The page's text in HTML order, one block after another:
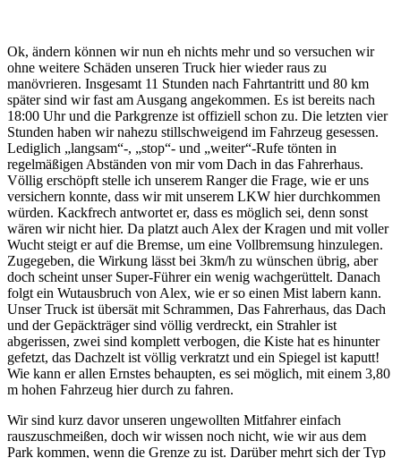
Ok, ändern können wir nun eh nichts mehr und so versuchen wir
ohne weitere Schäden unseren Truck hier wieder raus zu
manövrieren. Insgesamt 11 Stunden nach Fahrtantritt und 80 km
später sind wir fast am Ausgang angekommen. Es ist bereits nach
18:00 Uhr und die Parkgrenze ist offiziell schon zu. Die letzten vier
Stunden haben wir nahezu stillschweigend im Fahrzeug gesessen.
Lediglich „langsam“-, „stop“- und „weiter“-Rufe tönten in
regelmäßigen Abständen von mir vom Dach in das Fahrerhaus.
Völlig erschöpft stelle ich unserem Ranger die Frage, wie er uns
versichern konnte, dass wir mit unserem LKW hier durchkommen
würden. Kackfrech antwortet er, dass es möglich sei, denn sonst
wären wir nicht hier. Da platzt auch Alex der Kragen und mit voller
Wucht steigt er auf die Bremse, um eine Vollbremsung hinzulegen.
Zugegeben, die Wirkung lässt bei 3km/h zu wünschen übrig, aber
doch scheint unser Super-Führer ein wenig wachgerüttelt. Danach
folgt ein Wutausbruch von Alex, wie er so einen Mist labern kann.
Unser Truck ist übersät mit Schrammen, Das Fahrerhaus, das Dach
und der Gepäckträger sind völlig verdreckt, ein Strahler ist
abgerissen, zwei sind komplett verbogen, die Kiste hat es hinunter
gefetzt, das Dachzelt ist völlig verkratzt und ein Spiegel ist kaputt!
Wie kann er allen Ernstes behaupten, es sei möglich, mit einem 3,80
m hohen Fahrzeug hier durch zu fahren.
Wir sind kurz davor unseren ungewollten Mitfahrer einfach
rauszuschmeißen, doch wir wissen noch nicht, wie wir aus dem
Park kommen, wenn die Grenze zu ist. Darüber mehrt sich der Typ